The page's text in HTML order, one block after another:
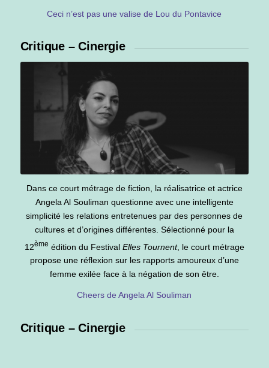
Ceci n’est pas une valise de Lou du Pontavice
Critique – Cinergie
Dans ce court métrage de fiction, la réalisatrice et actrice
Angela Al Souliman questionne avec une intelligente
simplicité les relations entretenues par des personnes de
cultures et d’origines différentes. Sélectionné pour la
12ème édition du Festival Elles Tournent, le court métrage
propose une réflexion sur les rapports amoureux d’une
femme exilée face à la négation de son être.
Cheers de Angela Al Souliman
Critique – Cinergie